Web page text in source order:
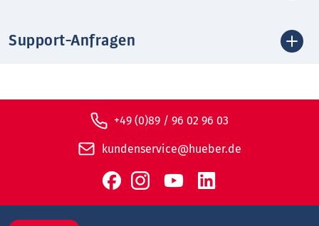
Support-Anfragen
+49 (0)89 / 96 02 96 03
kundenservice@hueber.de